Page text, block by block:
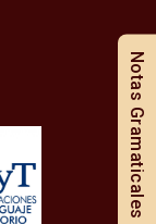
Notas Gramaticales